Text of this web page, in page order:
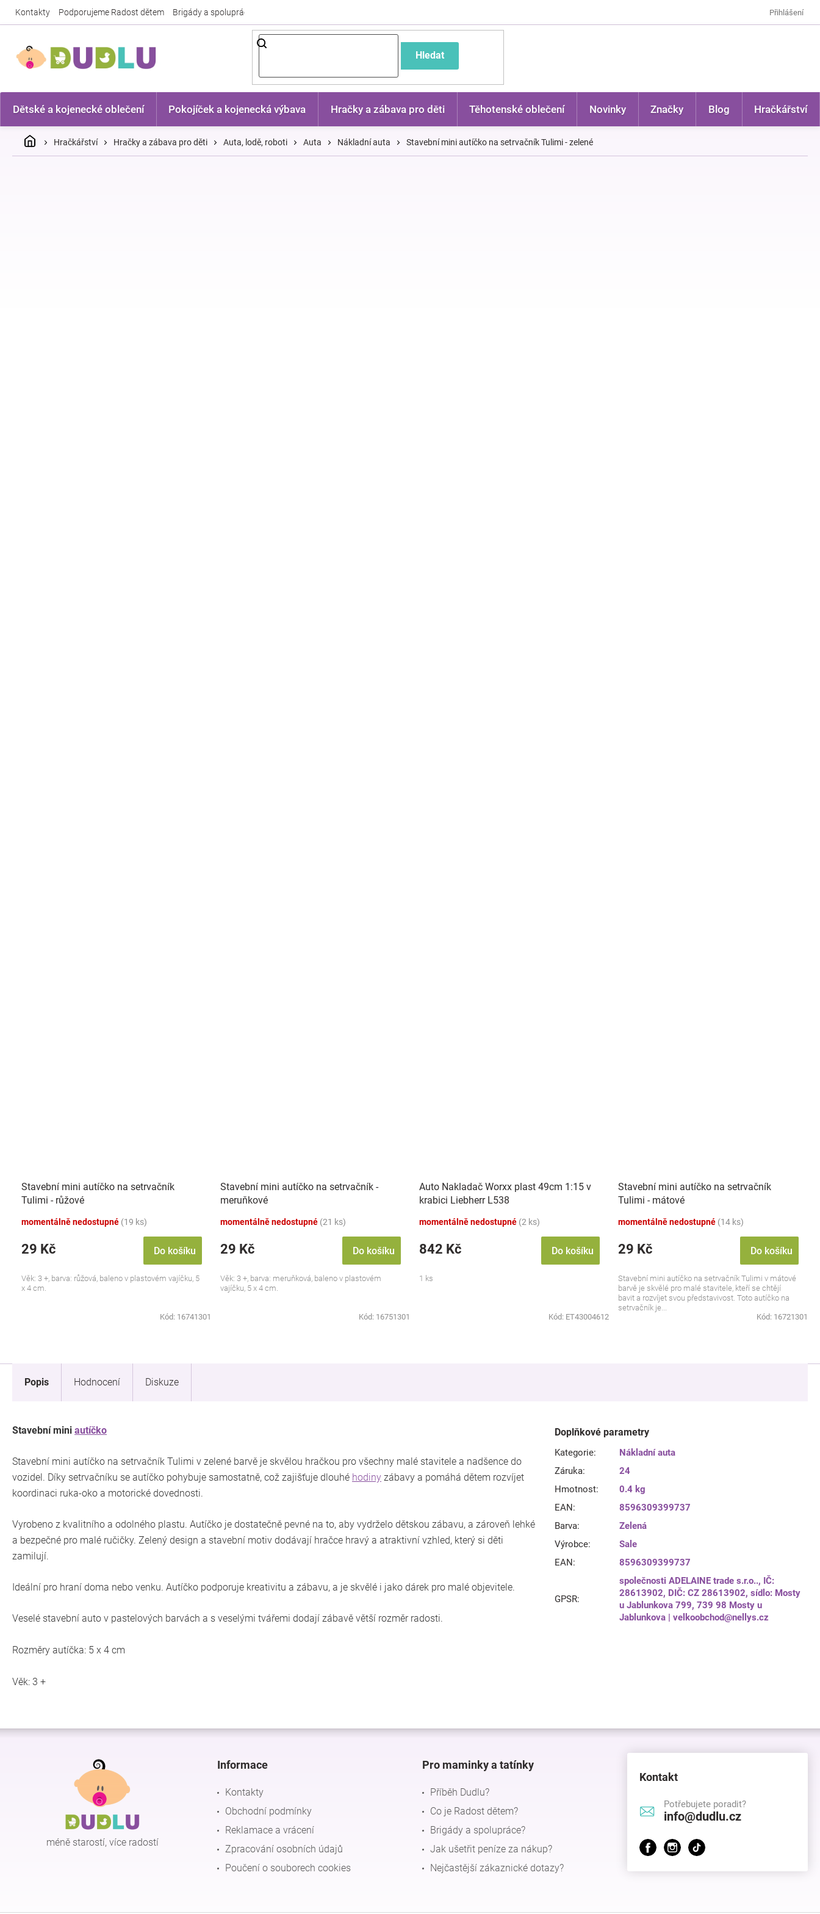
Kontakty Podporujeme Radost dětem Brigády a spolupráce Přihlášení
Hledat
Dětské a kojenecké oblečení Pokojíček a kojenecká výbava Hračky a zábava pro děti Těhotenské oblečení Novinky Značky Blog Hračkářství
DomůHračkářství Hračky a zábava pro děti Auta, lodě, roboti Auta Nákladní auta Stavební mini autíčko na setrvačník Tulimi - zelené
Stavební mini autíčko na setrvačník
Tulimi - růžové
momentálně nedostupné (19 ks)
29 Kč Do košíku
Věk: 3 +, barva: růžová, baleno v plastovém vajíčku, 5
x 4 cm.
Kód: 16741301
Stavební mini autíčko na setrvačník -
meruňkové
momentálně nedostupné (21 ks)
29 Kč Do košíku
Věk: 3 +, barva: meruňková, baleno v plastovém
vajíčku, 5 x 4 cm.
Kód: 16751301
Auto Nakladač Worxx plast 49cm 1:15 v
krabici Liebherr L538
momentálně nedostupné (2 ks)
842 Kč Do košíku
1 ks
Kód: ET43004612
Stavební mini autíčko na setrvačník
Tulimi - mátové
momentálně nedostupné (14 ks)
29 Kč Do košíku
Stavební mini autíčko na setrvačník Tulimi v mátové
barvě je skvělé pro malé stavitele, kteří se chtějí
bavit a rozvíjet svou představivost. Toto autíčko na
setrvačník je...
Kód: 16721301
Popis Hodnocení Diskuze
Stavební mini autíčko
Stavební mini autíčko na setrvačník Tulimi v zelené barvě je skvělou hračkou pro všechny malé stavitele a nadšence do
vozidel. Díky setrvačníku se autíčko pohybuje samostatně, což zajišťuje dlouhé hodiny zábavy a pomáhá dětem rozvíjet
koordinaci ruka-oko a motorické dovednosti.
Vyrobeno z kvalitního a odolného plastu. Autíčko je dostatečně pevné na to, aby vydrželo dětskou zábavu, a zároveň lehké
a bezpečné pro malé ručičky. Zelený design a stavební motiv dodávají hračce hravý a atraktivní vzhled, který si děti
zamilují.
Ideální pro hraní doma nebo venku. Autíčko podporuje kreativitu a zábavu, a je skvělé i jako dárek pro malé objevitele.
Veselé stavební auto v pastelových barvách a s veselými tvářemi dodají zábavě větší rozměr radosti.
Rozměry autíčka: 5 x 4 cm
Věk: 3 +
Doplňkové parametry
Kategorie:
Nákladní auta
Záruka:
24
Hmotnost:
0.4 kg
EAN:
8596309399737
Barva:
Zelená
Výrobce:
Sale
EAN: 8596309399737
GPSR:
společnosti ADELAINE trade s.r.o.., IČ:
28613902, DIČ: CZ 28613902, sídlo: Mosty
u Jablunkova 799, 739 98 Mosty u
Jablunkova | velkoobchod@nellys.cz
Z
méně starostí, více radostí
Informace
Kontakty
Obchodní podmínky
Reklamace a vrácení
Zpracování osobních údajů
Poučení o souborech cookies
Pro maminky a tatínky
Příběh Dudlu?
Co je Radost dětem?
Brigády a spolupráce?
Jak ušetřit peníze za nákup?
Nejčastější zákaznické dotazy?
Kontakt
Potřebujete poradit?
info@dudlu.cz